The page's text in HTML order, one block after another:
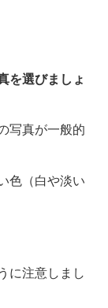
を選びましょ
写真が一般的
色（白や淡い
に注意しまし